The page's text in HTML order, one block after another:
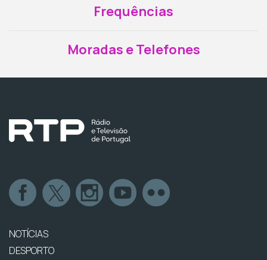
Frequências
Moradas e Telefones
NOTÍCIAS
DESPORTO